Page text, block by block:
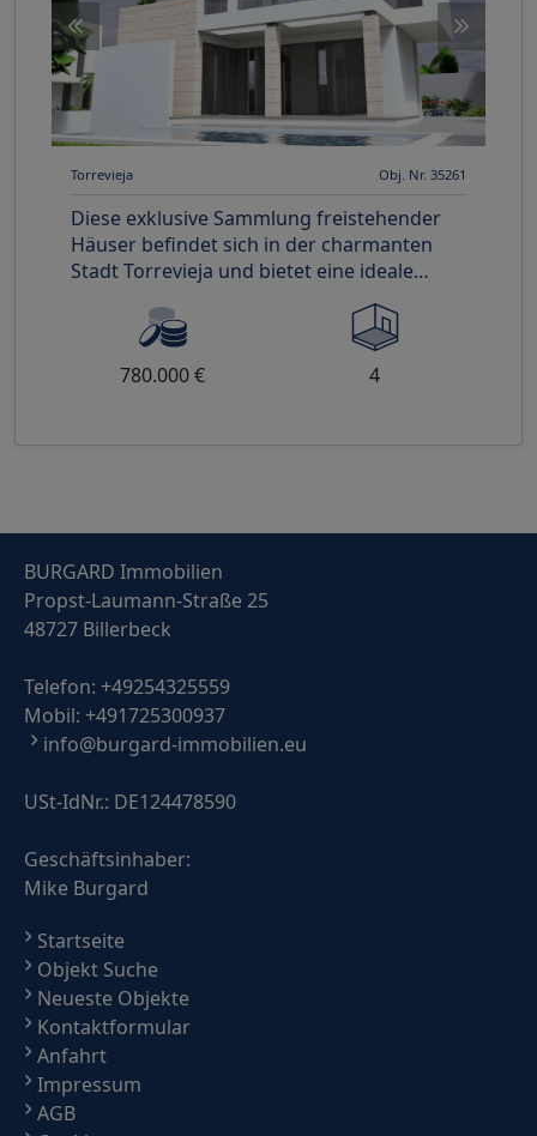
Torrevieja Obj. Nr. 35261
Diese exklusive Sammlung freistehender
Häuser befindet sich in der charmanten
Stadt Torrevieja und bietet eine ideale
780.000 € 4
BURGARD Immobilien
Propst-Laumann-Straße 25
48727 Billerbeck
Telefon: +49254325559
Mobil: +491725300937
info@burgard-immobilien.eu
USt-IdNr.: DE124478590
Geschäftsinhaber:
Mike Burgard
Startseite
Objekt Suche
Neueste Objekte
Kontaktformular
Anfahrt
Impressum
AGB